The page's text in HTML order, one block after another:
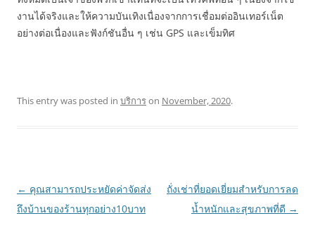
งานได้จริงและให้ความบันเทิงเนื่องจากการเชื่อมต่ออินเทอร์เน็ต
อย่างต่อเนื่องและฟังก์ชันอื่น ๆ เช่น GPS และเข็มทิศ
This entry was posted in บริการon November, 2020.
Post
navigation
← คุณสามารถประหยัดค่าจัดส่ง
ถึงบ้านของร้านทุกอย่าง10บาท
ถั่งเช่าที่ยอดเยี่ยมสำหรับการลด
น้ำหนักและสุขภาพที่ดี →